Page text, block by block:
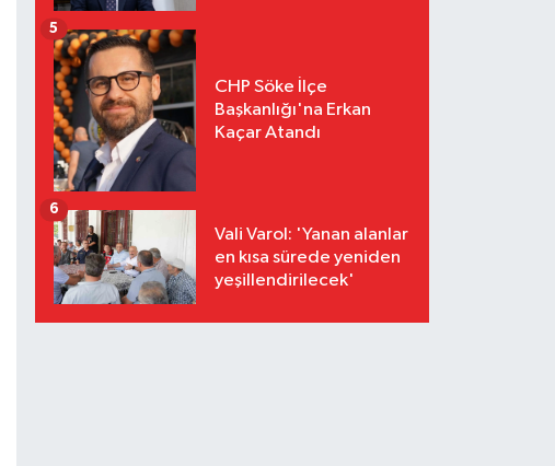
CHP Söke İlçe
Başkanlığı'na Erkan
Kaçar Atandı
5
Vali Varol: 'Yanan alanlar
en kısa sürede yeniden
yeşillendirilecek'
6